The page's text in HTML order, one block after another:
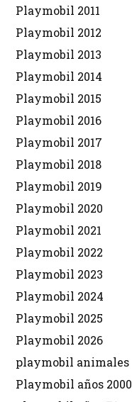
Playmobil 2011
Playmobil 2012
Playmobil 2013
Playmobil 2014
Playmobil 2015
Playmobil 2016
Playmobil 2017
Playmobil 2018
Playmobil 2019
Playmobil 2020
Playmobil 2021
Playmobil 2022
Playmobil 2023
Playmobil 2024
Playmobil 2025
Playmobil 2026
playmobil animales
Playmobil años 2000